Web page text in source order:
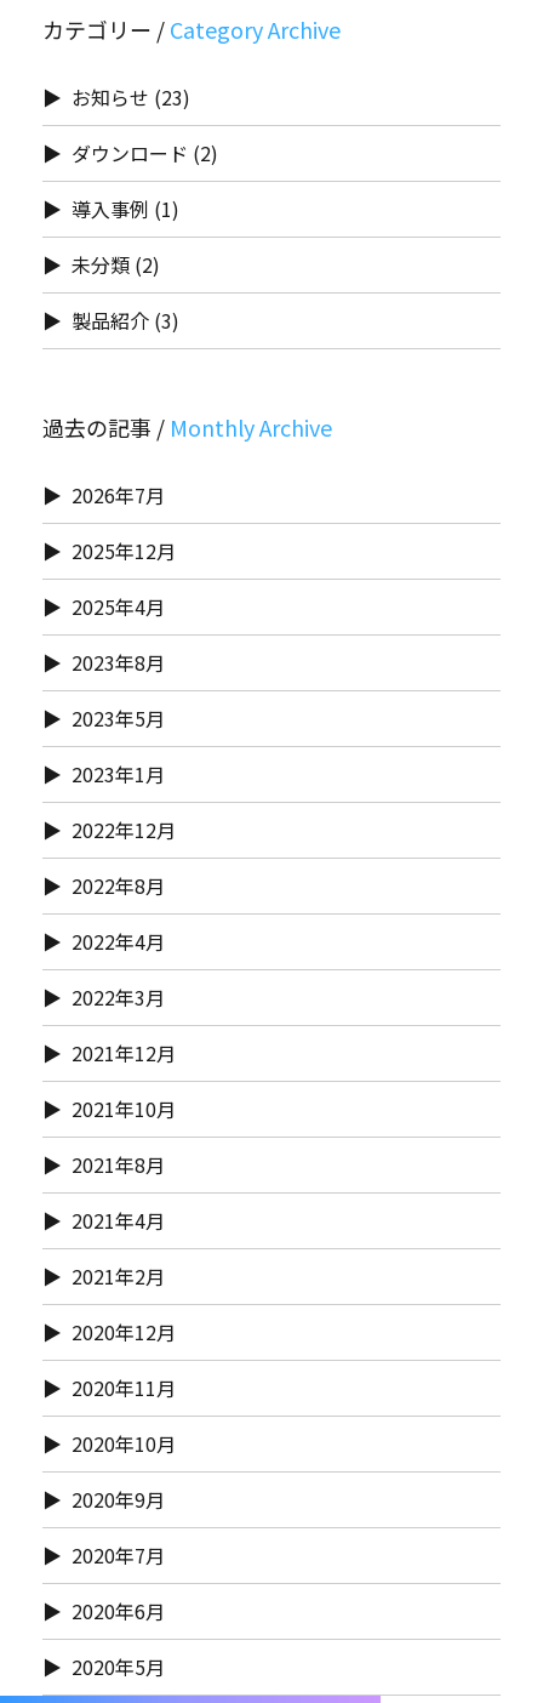
カテゴリー /
お知らせ (23)
ダウンロード (2)
導入事例 (1)
未分類 (2)
製品紹介 (3)
過去の記事 /
2026年7月
2025年12月
2025年4月
2023年8月
2023年5月
2023年1月
2022年12月
2022年8月
2022年4月
2022年3月
2021年12月
2021年10月
2021年8月
2021年4月
2021年2月
2020年12月
2020年11月
2020年10月
2020年9月
2020年7月
2020年6月
2020年5月